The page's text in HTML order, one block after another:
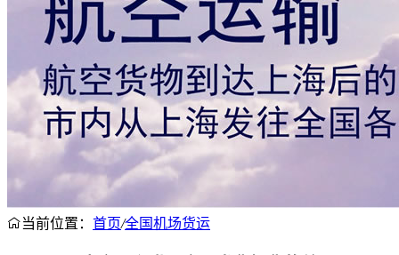
当前位置： 首页/全国机场货运